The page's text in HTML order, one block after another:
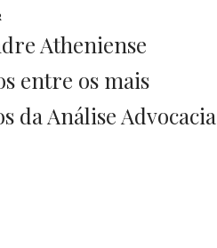
Atheniense
entre os mais
da Análise Advocacia